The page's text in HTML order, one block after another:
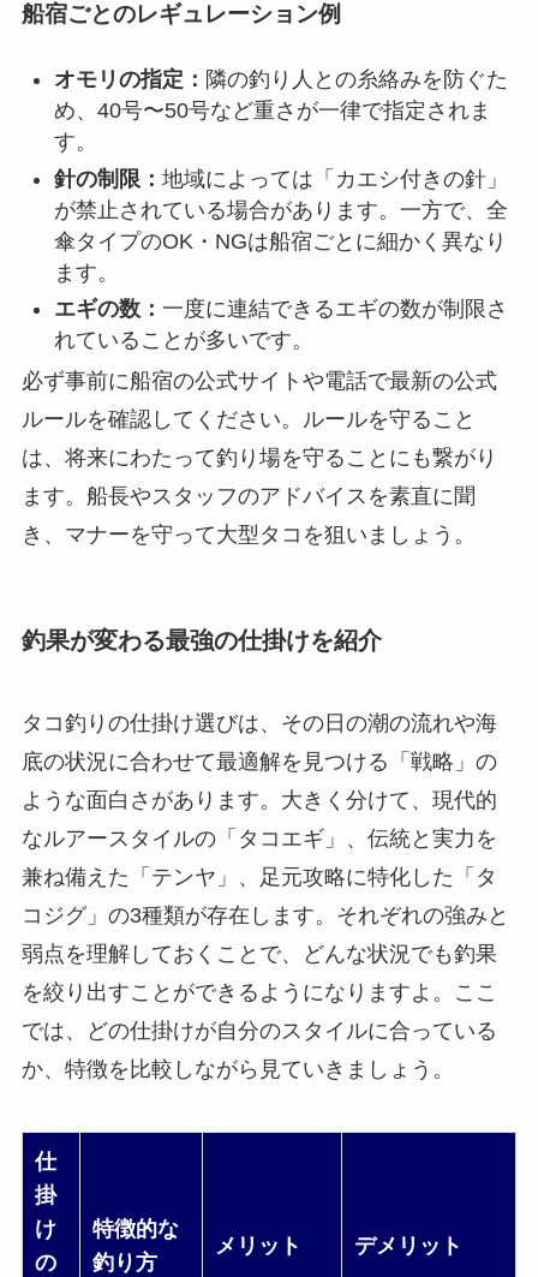
船宿ごとのレギュレーション例
オモリの指定： 隣の釣り人との糸絡みを防ぐた
め、40号〜50号など重さが一律で指定されま
す。
針の制限： 地域によっては「カエシ付きの針」
が禁止されている場合があります。一方で、全
傘タイプのOK・NGは船宿ごとに細かく異なり
ます。
エギの数： 一度に連結できるエギの数が制限さ
れていることが多いです。
必ず事前に船宿の公式サイトや電話で最新の公式
ルールを確認してください。ルールを守ること
は、将来にわたって釣り場を守ることにも繋がり
ます。船長やスタッフのアドバイスを素直に聞
き、マナーを守って大型タコを狙いましょう。
釣果が変わる最強の仕掛けを紹介
タコ釣りの仕掛け選びは、その日の潮の流れや海
底の状況に合わせて最適解を見つける「戦略」の
ような面白さがあります。大きく分けて、現代的
なルアースタイルの「タコエギ」、伝統と実力を
兼ね備えた「テンヤ」、足元攻略に特化した「タ
コジグ」の3種類が存在します。それぞれの強みと
弱点を理解しておくことで、どんな状況でも釣果
を絞り出すことができるようになりますよ。ここ
では、どの仕掛けが自分のスタイルに合っている
か、特徴を比較しながら見ていきましょう。
仕
掛
け
の
特徴的な
釣り方
メリット デメリット